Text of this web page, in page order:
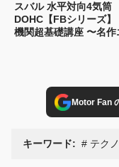
スバル 水平対向4気筒
DOHC【FBシリーズ】
機関超基礎講座 〜名作
Motor Fan
キーワード: テク